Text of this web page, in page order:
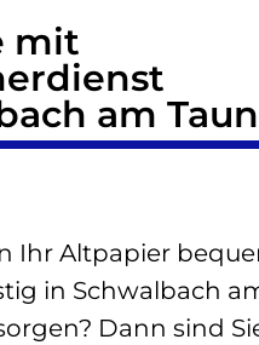
mit
am
Ihr Altpapier
in Schwalbach
Dann sind